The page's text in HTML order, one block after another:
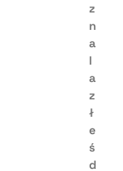
z
n
a
l
a
z
ł
e
ś
d